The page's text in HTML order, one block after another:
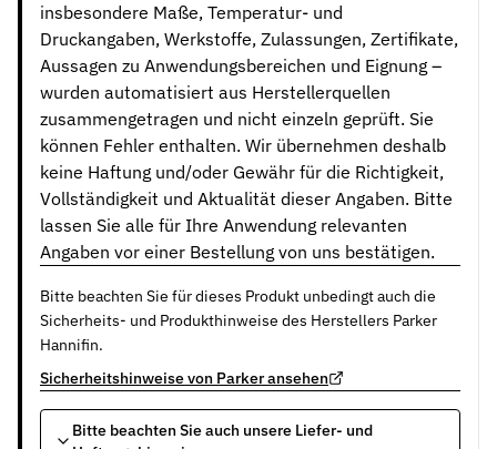
insbesondere Maße, Temperatur- und
Druckangaben, Werkstoffe, Zulassungen, Zertifikate,
Aussagen zu Anwendungsbereichen und Eignung –
wurden automatisiert aus Herstellerquellen
zusammengetragen und nicht einzeln geprüft. Sie
können Fehler enthalten. Wir übernehmen deshalb
keine Haftung und/oder Gewähr für die Richtigkeit,
Vollständigkeit und Aktualität dieser Angaben. Bitte
lassen Sie alle für Ihre Anwendung relevanten
Angaben vor einer Bestellung von uns bestätigen.
Bitte beachten Sie für dieses Produkt unbedingt auch die
Sicherheits- und Produkthinweise des Herstellers Parker
Hannifin.
Sicherheitshinweise von Parker ansehen
Bitte beachten Sie auch unsere Liefer- und